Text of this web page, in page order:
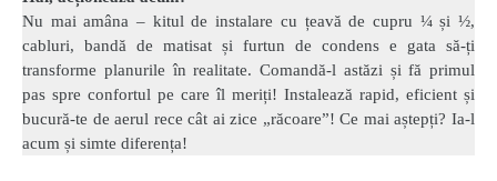
Nu mai amâna – kitul de instalare cu țeavă de cupru ¼ și ½,
cabluri, bandă de matisat și furtun de condens e gata să-ți
transforme planurile în realitate. Comandă-l astăzi și fă primul
pas spre confortul pe care îl meriți! Instalează rapid, eficient și
bucură-te de aerul rece cât ai zice „răcoare”! Ce mai aștepți? Ia-l
acum și simte diferența!